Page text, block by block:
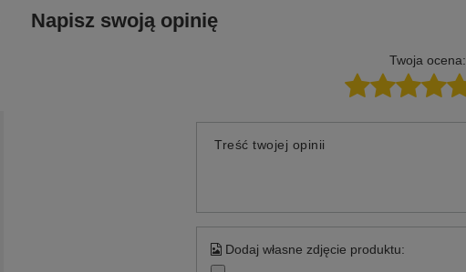
Napisz swoją opinię
Twoja ocena:
Treść twojej opinii
Dodaj własne zdjęcie produktu: